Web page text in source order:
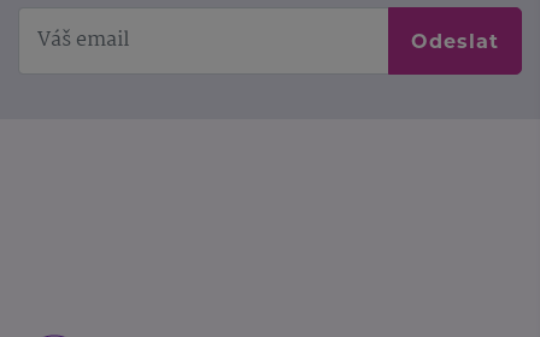
Odeslat